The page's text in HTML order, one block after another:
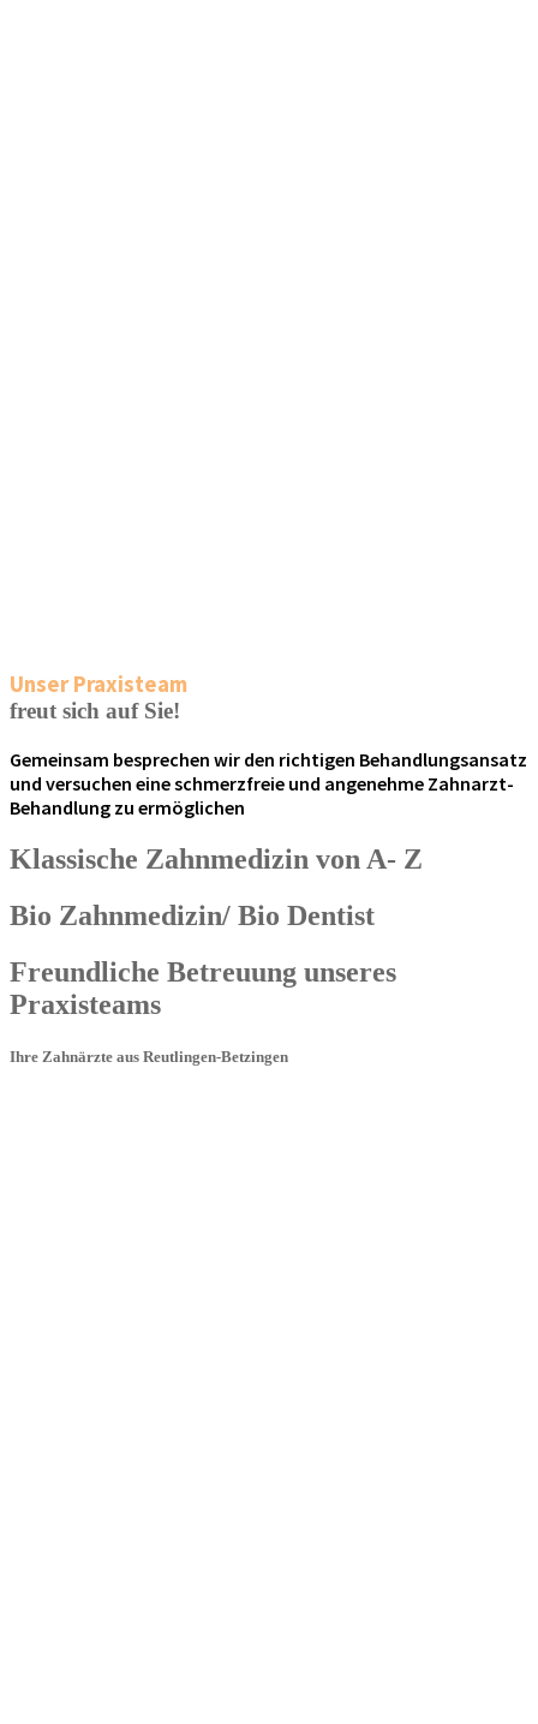
Unser Praxisteam
freut sich auf Sie!
Gemeinsam besprechen wir den richtigen Behandlungsansatz
und versuchen eine schmerzfreie und angenehme Zahnarzt-
Behandlung zu ermöglichen
Klassische Zahnmedizin von A- Z
Bio Zahnmedizin/ Bio Dentist
Freundliche Betreuung unseres
Praxisteams
Ihre Zahnärzte aus Reutlingen-Betzingen